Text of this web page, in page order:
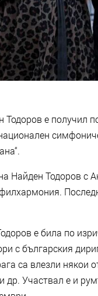
Тодоров е получил
Найден Тодоров с
е била по
с българския
са влезли някои
Участвал е и